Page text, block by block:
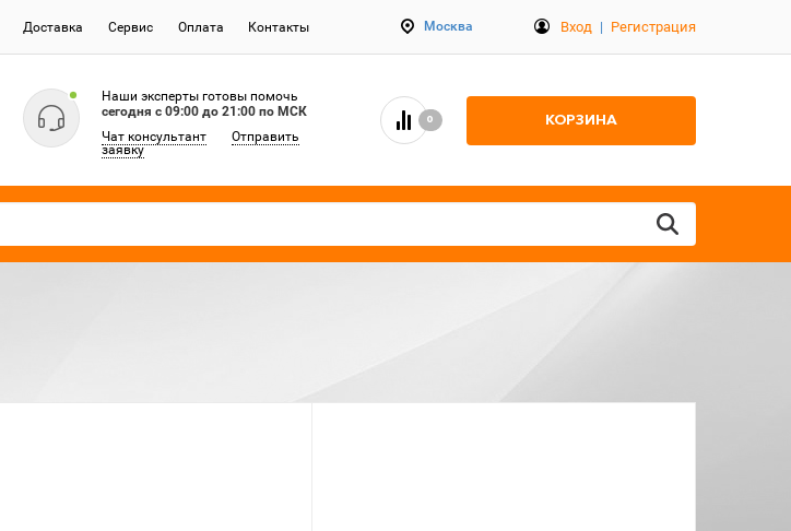
Доставка Сервис Оплата Контакты Москва Вход | Регистрация
Наши эксперты готовы помочь
сегодня c 09:00 до 21:00 по МСК
Чат консультант
Отправить
заявку
0 КОРЗИНА